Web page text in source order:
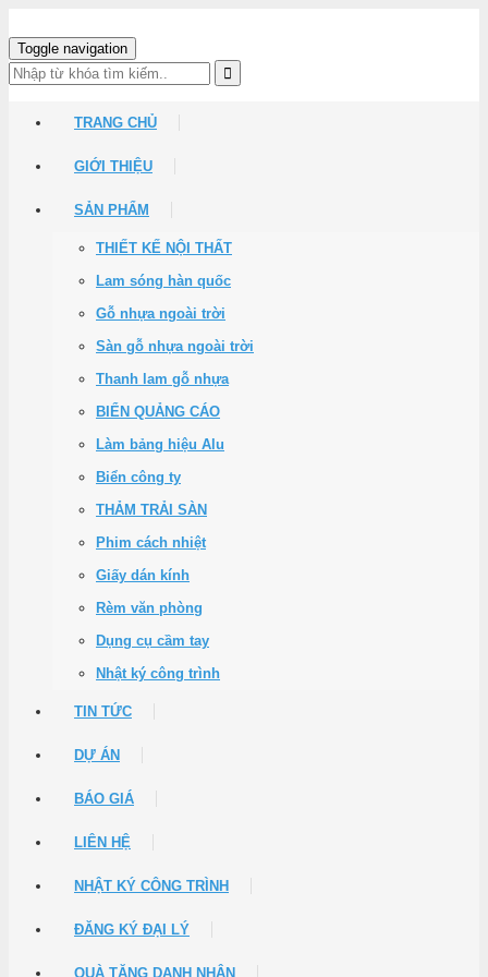
Toggle navigation
TRANG CHỦ
GIỚI THIỆU
SẢN PHẨM
THIẾT KẾ NỘI THẤT
Lam sóng hàn quốc
Gỗ nhựa ngoài trời
Sàn gỗ nhựa ngoài trời
Thanh lam gỗ nhựa
BIỂN QUẢNG CÁO
Làm bảng hiệu Alu
Biển công ty
THẢM TRẢI SÀN
Phim cách nhiệt
Giấy dán kính
Rèm văn phòng
Dụng cụ cầm tay
Nhật ký công trình
TIN TỨC
DỰ ÁN
BÁO GIÁ
LIÊN HỆ
NHẬT KÝ CÔNG TRÌNH
ĐĂNG KÝ ĐẠI LÝ
QUÀ TẶNG DANH NHÂN